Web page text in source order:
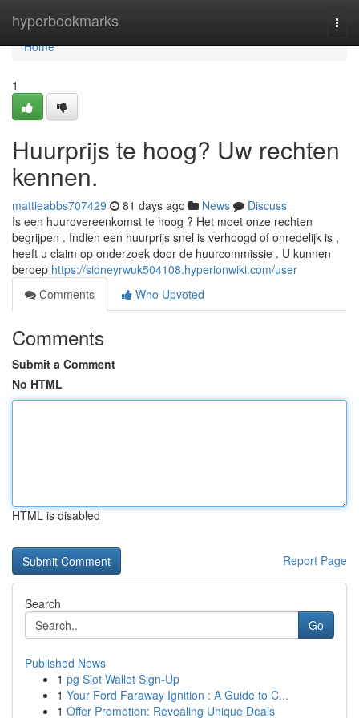
hyperbookmarks
Home
Home
1
Huurprijs te hoog? Uw rechten
kennen.
mattieabbs707429 81 days ago News
Discuss
Is een huurovereenkomst te hoog ? Het moet onze rechten
begrijpen . Indien een huurprijs snel is verhoogd of onredelijk is ,
heeft u claim op onderzoek door de huurcommissie . U kunnen
beroep https://sidneyrwuk504108.hyperionwiki.com/user
Comments
Who Upvoted
Comments
Submit a Comment
No HTML
HTML is disabled
Report Page
Search
Go
Published News
1 pg Slot Wallet Sign-Up
1 Your Ford Faraway Ignition : A Guide to C...
1 Offer Promotion: Revealing Unique Deals